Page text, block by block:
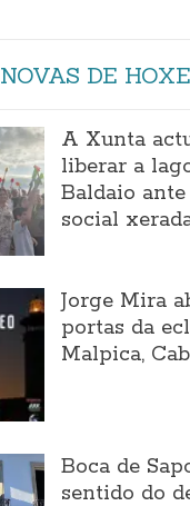
NOVAS DE HOXE
A Xunta
liberar a
Baldaio
social
Jorge Mira
portas da
Malpica,
Boca de
sentido do